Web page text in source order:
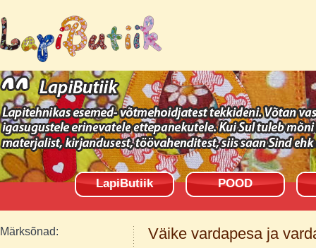
LapiButiik POOD
Märksõnad: Väike vardapesa ja